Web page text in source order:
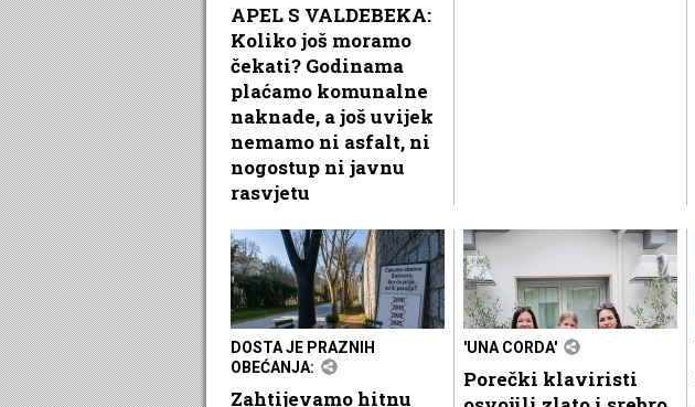
APEL S VALDEBEKA:
Koliko još moramo
čekati? Godinama
plaćamo komunalne
naknade, a još uvijek
nemamo ni asfalt, ni
nogostup ni javnu
rasvjetu
DOSTA JE PRAZNIH
OBEĆANJA:
Zahtijevamo hitnu
'UNA CORDA'
Porečki klaviristi